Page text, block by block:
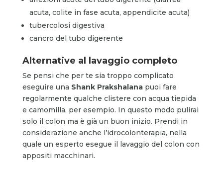
acuta, colite in fase acuta, appendicite acuta)
tubercolosi digestiva
cancro del tubo digerente
Alternative al lavaggio completo
Se pensi che per te sia troppo complicato
eseguire una Shank Prakshalanapuoi fare
regolarmente qualche clistere con acqua tiepida
e camomilla, per esempio. In questo modo pulirai
solo il colon ma è già un buon inizio. Prendi in
considerazione anche l’idrocolonterapia, nella
quale un esperto esegue il lavaggio del colon con
appositi macchinari.